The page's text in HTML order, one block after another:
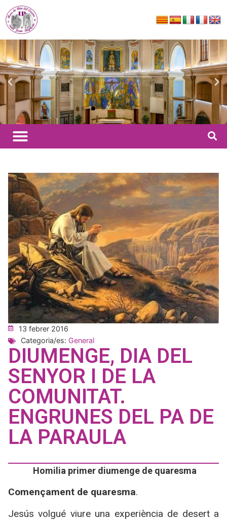
13 febrer 2016
Categoria/es: General
DIUMENGE, DIA DEL
SENYOR I DE LA
COMUNITAT.
ENGRUNES DEL PA DE
LA PARAULA
Homilia primer diumenge de quaresma
Començament de quaresma.
Jesús volgué viure una experiència de desert a